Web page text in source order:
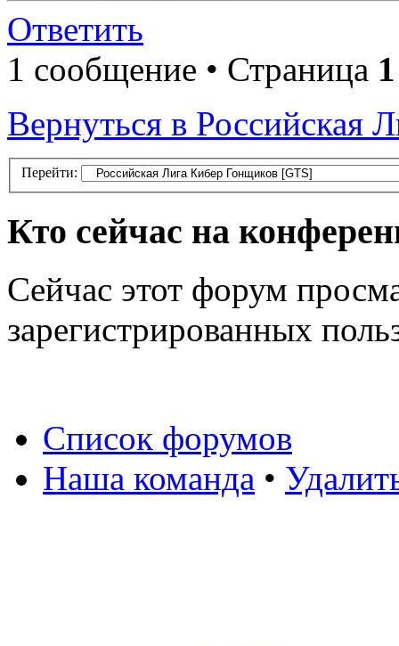
Ответить
1 сообщение • Страница 1
Вернуться в Российская
Перейти:
Кто сейчас на
Сейчас этот форум
зарегистрированных
Список форумов
Наша команда •